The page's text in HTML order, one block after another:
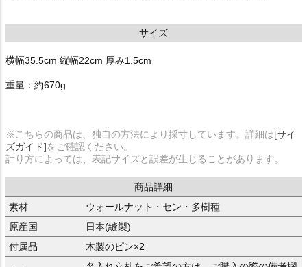
サイズ
横幅35.5cm 縦幅22cm 厚み1.5cm
重量：約670g
※こちらの商品は、独自の方法により採寸しています。詳細は[サイ
ズガイド]をご確認ください。
計り方によっては、表記サイズと誤差が生じることがあります。
商品詳細
素材
ウォールナット・セン・多樹種
原産国
日本(縫製)
付属品
木製のピン×2